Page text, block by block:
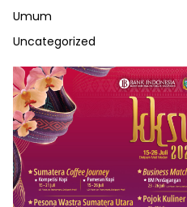
Umum
Uncategorized